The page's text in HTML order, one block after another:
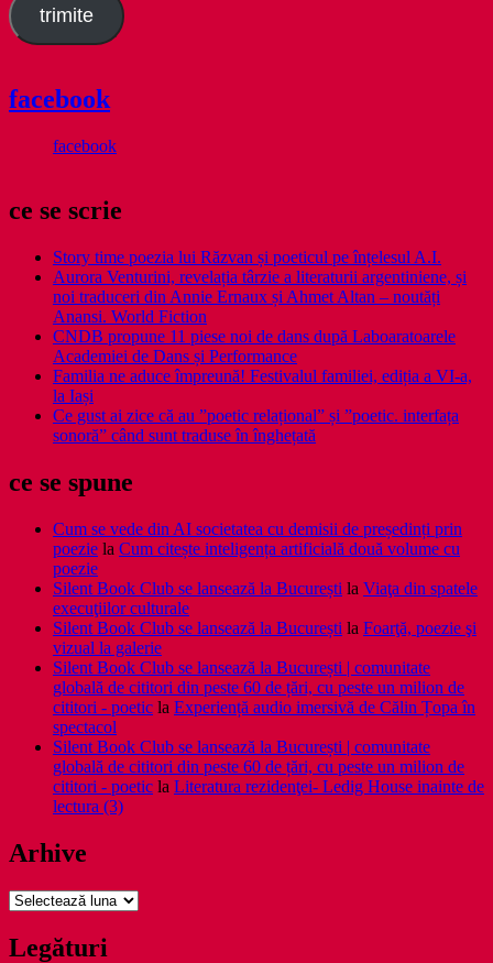
trimite
facebook
facebook
ce se scrie
Story time poezia lui Răzvan și poeticul pe înțelesul A.I.
Aurora Venturini, revelația târzie a literaturii argentiniene, și
noi traduceri din Annie Ernaux și Ahmet Altan – noutăți
Anansi. World Fiction
CNDB propune 11 piese noi de dans după Laboaratoarele
Academiei de Dans și Performance
Familia ne aduce împreună! Festivalul familiei, ediția a VI-a,
la Iași
Ce gust ai zice că au ”poetic relațional” și ”poetic. interfața
sonoră” când sunt traduse în înghețată
ce se spune
Cum se vede din AI societatea cu demisii de președinți prin
poezie la Cum citește inteligența artificială două volume cu
poezie
Silent Book Club se lansează la București la Viaţa din spatele
execuţiilor culturale
Silent Book Club se lansează la București la Foarţă, poezie şi
vizual la galerie
Silent Book Club se lansează la București | comunitate
globală de cititori din peste 60 de țări, cu peste un milion de
cititori - poetic la Experiență audio imersivă de Călin Țopa în
spectacol
Silent Book Club se lansează la București | comunitate
globală de cititori din peste 60 de țări, cu peste un milion de
cititori - poetic la Literatura rezidenţei- Ledig House inainte de
lectura (3)
Arhive
Arhive
Legături